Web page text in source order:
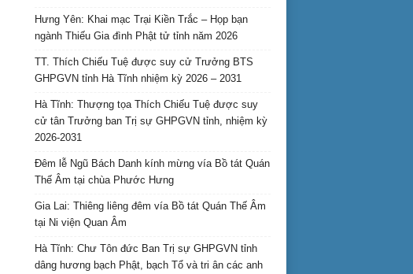
Hưng Yên: Khai mạc Trại Kiền Trắc – Họp bạn
ngành Thiếu Gia đình Phật tử tỉnh năm 2026
TT. Thích Chiếu Tuệ được suy cử Trưởng BTS
GHPGVN tỉnh Hà Tĩnh nhiệm kỳ 2026 – 2031
Hà Tĩnh: Thượng tọa Thích Chiếu Tuệ được suy
cử tân Trưởng ban Trị sự GHPGVN tỉnh, nhiệm kỳ
2026-2031
Đêm lễ Ngũ Bách Danh kính mừng vía Bồ tát Quán
Thế Âm tại chùa Phước Hưng
Gia Lai: Thiêng liêng đêm vía Bồ tát Quán Thế Âm
tại Ni viện Quan Âm
Hà Tĩnh: Chư Tôn đức Ban Trị sự GHPGVN tỉnh
dâng hương bạch Phật, bạch Tổ và tri ân các anh